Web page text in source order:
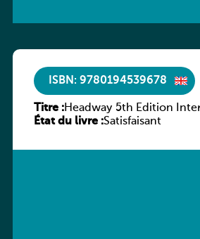
ISBN: 9780194539678
Titre :Headway 5th Edition
Workbook without key
État du livre :Satisfaisant